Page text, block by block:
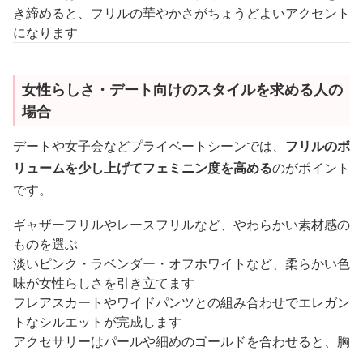
き締めると、フリルの華やかさがちょうどよいアクセント
になります
女性らしさ・デート向けのスタイルを求める人の
場合
デートや女子会などプライベートシーンでは、 フリルのボ
リュームを少し上げてフェミニン度を高めるのがポイント
です。
ギャザーフリルやレースフリルなど、やわらかい素材感の
ものを選ぶ
淡いピンク・ラベンダー・オフホワイトなど、柔らかい色
味が女性らしさを引き立てます
フレアスカートやワイドパンツとの組み合わせでエレガン
トなシルエットが完成します
アクセサリーはパールや細めのゴールドを合わせると、胸